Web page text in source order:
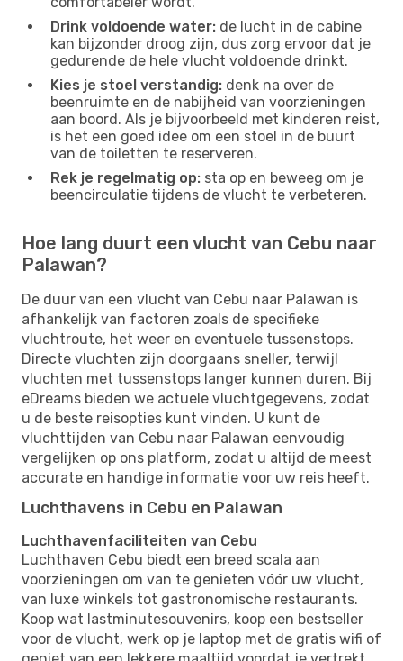
Drink voldoende water: de lucht in de cabine
kan bijzonder droog zijn, dus zorg ervoor dat je
gedurende de hele vlucht voldoende drinkt.
Kies je stoel verstandig: denk na over de
beenruimte en de nabijheid van voorzieningen
aan boord. Als je bijvoorbeeld met kinderen reist,
is het een goed idee om een ​​stoel in de buurt
van de toiletten te reserveren.
Rek je regelmatig op: sta op en beweeg om je
beencirculatie tijdens de vlucht te verbeteren.
Hoe lang duurt een vlucht van Cebu naar
Palawan?
De duur van een vlucht van Cebu naar Palawan is
afhankelijk van factoren zoals de specifieke
vluchtroute, het weer en eventuele tussenstops.
Directe vluchten zijn doorgaans sneller, terwijl
vluchten met tussenstops langer kunnen duren. Bij
eDreams bieden we actuele vluchtgegevens, zodat
u de beste reisopties kunt vinden. U kunt de
vluchttijden van Cebu naar Palawan eenvoudig
vergelijken op ons platform, zodat u altijd de meest
accurate en handige informatie voor uw reis heeft.
Luchthavens in Cebu en Palawan
Luchthavenfaciliteiten van Cebu
Luchthaven Cebu biedt een breed scala aan
voorzieningen om van te genieten vóór uw vlucht,
van luxe winkels tot gastronomische restaurants.
Koop wat lastminutesouvenirs, koop een bestseller
voor de vlucht, werk op je laptop met de gratis wifi of